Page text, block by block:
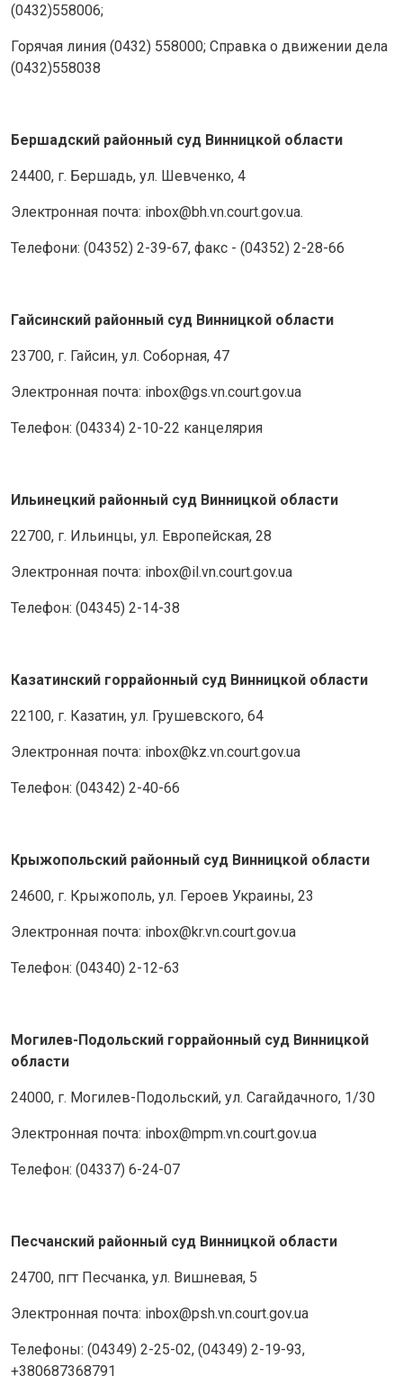
(0432)558006;
Горячая линия (0432) 558000; Справка о движении дела
(0432)558038
Бершадский районный суд Винницкой области
24400, г. Бершадь, ул. Шевченко, 4
Электронная почта: inbox@bh.vn.court.gov.ua.
Телефони: (04352) 2-39-67, факс - (04352) 2-28-66
Гайсинский районный суд Винницкой области
23700, г. Гайсин, ул. Соборная, 47
Электронная почта: inbox@gs.vn.court.gov.ua
Телефон: (04334) 2-10-22 канцелярия
Ильинецкий районный суд Винницкой области
22700, г. Ильинцы, ул. Европейская, 28
Электронная почта: inbox@il.vn.court.gov.ua
Телефон: (04345) 2-14-38
Казатинский горрайонный суд Винницкой области
22100, г. Казатин, ул. Грушевского, 64
Электронная почта: inbox@kz.vn.court.gov.ua
Телефон: (04342) 2-40-66
Крыжопольский районный суд Винницкой области
24600, г. Крыжополь, ул. Героев Украины, 23
Электронная почта: inbox@kr.vn.court.gov.ua
Телефон: (04340) 2-12-63
Могилев-Подольский горрайонный суд Винницкой
области
24000, г. Могилев-Подольский, ул. Сагайдачного, 1/30
Электронная почта: inbox@mpm.vn.court.gov.ua
Телефон: (04337) 6-24-07
Песчанский районный суд Винницкой области
24700, пгт Песчанка, ул. Вишневая, 5
Электронная почта: inbox@psh.vn.court.gov.ua
Телефоны: (04349) 2-25-02, (04349) 2-19-93,
+380687368791